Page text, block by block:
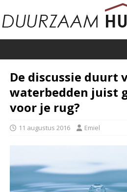
De discussie duurt
waterbedden juist
voor je rug?
11 augustus 2016 Emiel